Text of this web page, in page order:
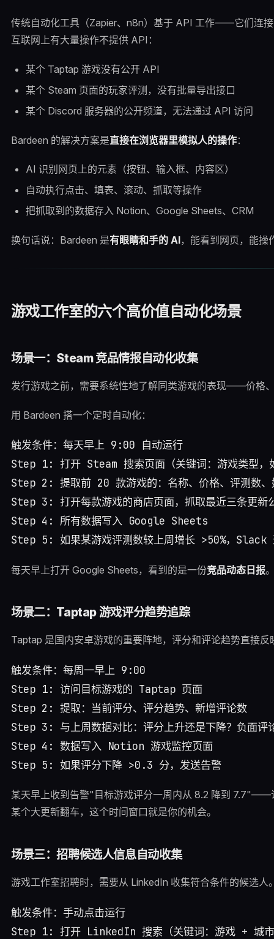
传统自动化工具（Zapier、n8n）基于 API 工作——它们连
互联网上有大量操作不提供 API：
某个 Taptap 游戏没有公开 API
某个 Steam 页面的玩家评测，没有批量导出接口
某个 Discord 服务器的公开频道，无法通过 API 访问
Bardeen 的解决方案是直接在浏览器里模拟人的操作：
AI 识别网页上的元素（按钮、输入框、内容区）
自动执行点击、填表、滚动、抓取等操作
把抓取到的数据存入 Notion、Google Sheets、CRM
换句话说：Bardeen 是有眼睛和手的 AI，能看到网页，能操
游戏工作室的六个高价值自动化场景
场景一：Steam 竞品情报自动化收集
发行游戏之前，需要系统性地了解同类游戏的表现——价格
用 Bardeen 搭一个定时自动化：
触发条件：每天早上 9:00 自动运行
Step 1: 打开 Steam 搜索页面（关键词：游戏类型
Step 2: 提取前 20 款游戏的：名称、价格、评测数、
Step 3: 打开每款游戏的商店页面，抓取最近三条更新
Step 4: 所有数据写入 Google Sheets
每天早上打开 Google Sheets，看到的是一份竞品动态日报
场景二：Taptap 游戏评分趋势追踪
Taptap 是国内安卓游戏的重要阵地，评分和评论趋势直接反
触发条件：每周一早上 9:00
Step 1: 访问目标游戏的 Taptap 页面
Step 2: 提取：当前评分、评分趋势、新增评论数
Step 3: 与上周数据对比：评分上升还是下降？负面评
Step 4: 数据写入 Notion 游戏监控页面
Step 5: 如果评分下降 >0.3 分，发送告警
某天早上收到告警"目标游戏评分一周内从 8.2 降到 7.7"——
某个大更新翻车，这个时间窗口就是你的机会。
场景三：招聘候选人信息自动收集
游戏工作室招聘时，需要从 LinkedIn 收集符合条件的候选人
触发条件：手动点击运行
Step 1: 打开 LinkedIn 搜索（关键词：游戏 + 城